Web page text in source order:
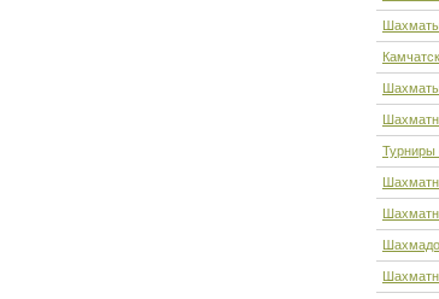
Шахматы
Турниры